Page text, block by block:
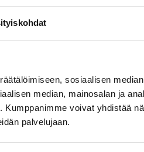
sosiaalisen
median, mainosalan ja
voivat yhdistää
palvelujaan.
on toiminut vuodesta
kehitetty
erikoisammattilaisten